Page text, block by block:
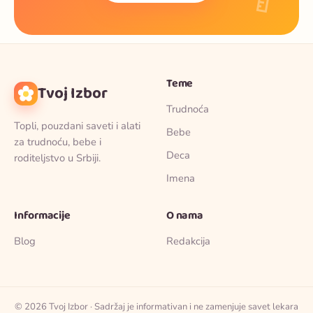
Tvoj Izbor
Topli, pouzdani saveti i alati
za trudnoću, bebe i
roditeljstvo u Srbiji.
Teme
Trudnoća
Bebe
Deca
Imena
Informacije
Blog
O nama
Redakcija
© 2026 Tvoj Izbor · Sadržaj je informativan i ne zamenjuje savet lekara